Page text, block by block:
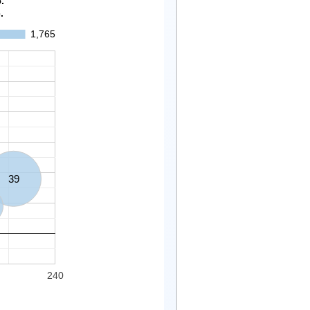
1,765
39
240